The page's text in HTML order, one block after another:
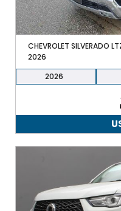
CHEVROLET SILVERADO
2026
2026